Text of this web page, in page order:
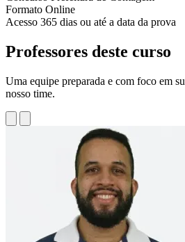
Formato Online
Acesso 365 dias ou até a data da prova
Professores deste curso
Uma equipe preparada e com foco em
nosso time.